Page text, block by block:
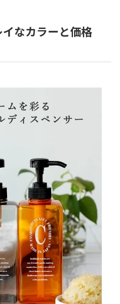
なカラーと価格